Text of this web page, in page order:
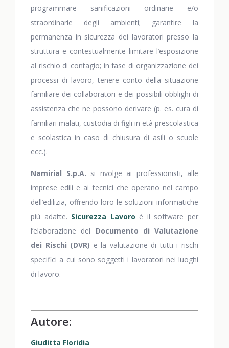
programmare sanificazioni ordinarie e/o
straordinarie degli ambienti; garantire la
permanenza in sicurezza dei lavoratori presso la
struttura e contestualmente limitare l’esposizione
al rischio di contagio; in fase di organizzazione dei
processi di lavoro, tenere conto della situazione
familiare dei collaboratori e dei possibili obblighi di
assistenza che ne possono derivare (p. es. cura di
familiari malati, custodia di figli in età prescolastica
e scolastica in caso di chiusura di asili o scuole
ecc.).
Namirial S.p.A. si rivolge ai professionisti, alle
imprese edili e ai tecnici che operano nel campo
dell’edilizia, offrendo loro le soluzioni informatiche
più adatte. Sicurezza Lavoro è il software per
l’elaborazione del Documento di Valutazione
dei Rischi (DVR) e la valutazione di tutti i rischi
specifici a cui sono soggetti i lavoratori nei luoghi
di lavoro.
Autore:
Giuditta Floridia